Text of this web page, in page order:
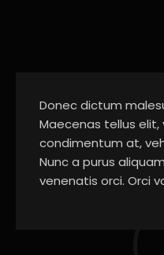
Donec dictum
Maecenas tellus elit,
condimentum at,
Nunc a purus
venenatis orci. Orci